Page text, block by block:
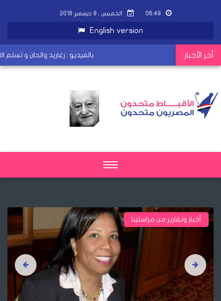
٠٦:٤٩ الخميس , ٨ ديسمبر ٢٠١٦
English version
أخر الأخبار: بالفيديو : زغاريد والحان و تسلم
Toggle
أخبار وتقارير من مراسلينا